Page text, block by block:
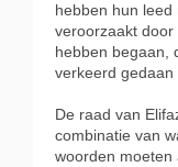
hebben hun leed
veroorzaakt door
hebben begaan,
verkeerd gedaan
De raad van
combinatie van
woorden moeten